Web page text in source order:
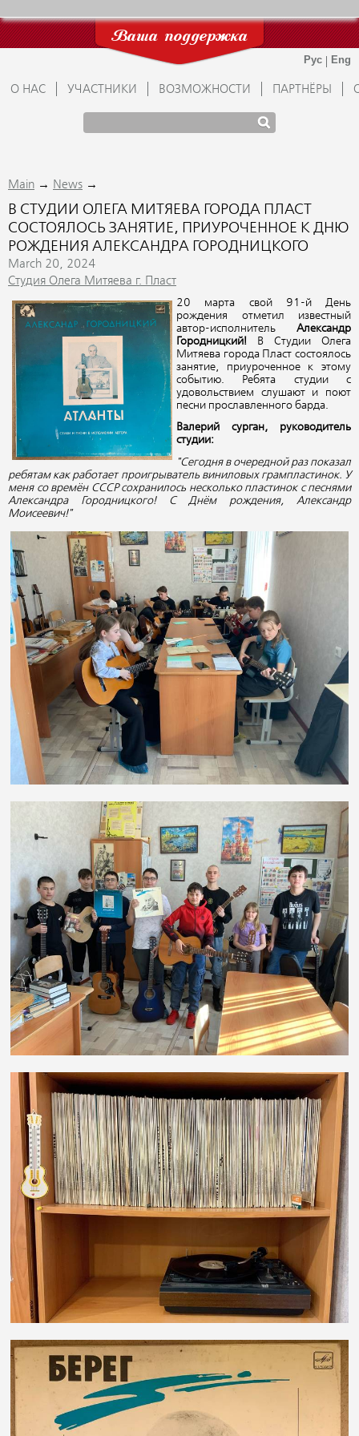
Ваша поддержка
О НАС УЧАСТНИКИ ВОЗМОЖНОСТИ ПАРТНЁРЫ
Main → News →
В СТУДИИ ОЛЕГА МИТЯЕВА ГОРОДА ПЛАСТ
СОСТОЯЛОСЬ ЗАНЯТИЕ, ПРИУРОЧЕННОЕ К ДНЮ
РОЖДЕНИЯ АЛЕКСАНДРА ГОРОДНИЦКОГО
March 20, 2024
Студия Олега Митяева г. Пласт
20 марта свой 91-й День
рождения отметил известный
автор-исполнитель Александр
Городницкий! В Студии Олега
Митяева города Пласт состоялось
занятие, приуроченное к этому
событию. Ребята студии с
удовольствием слушают и поют
песни прославленного барда.
Валерий сурган, руководитель
студии:
"Сегодня в очередной раз показал
ребятам как работает проигрыватель виниловых грампластинок. У
меня со времён СССР сохранилось несколько пластинок с песнями
Александра Городницкого! С Днём рождения, Александр
Моисеевич!"